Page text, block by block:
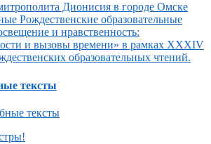
Дионисия в городе Омске
Рождественские образовательные
и нравственность:
и вызовы времени» в рамках XXXIV
образовательных чтений.
тексты